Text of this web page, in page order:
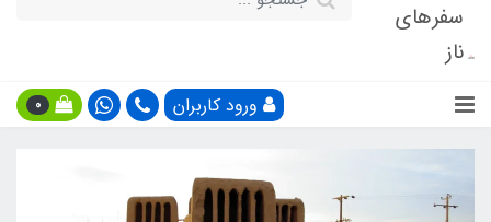
سفرهای
ناز
ورود کاربران 0